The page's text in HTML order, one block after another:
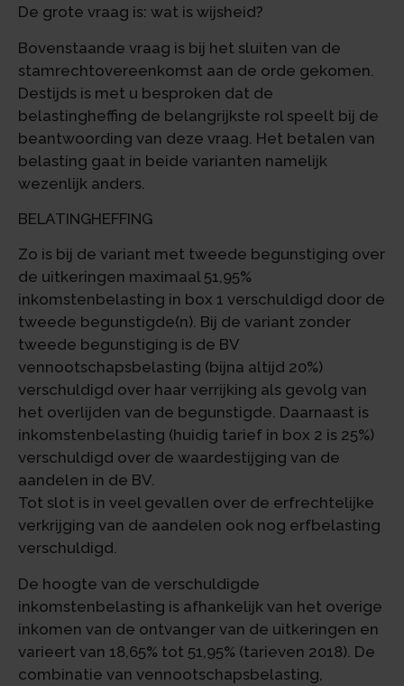
De grote vraag is: wat is wijsheid?
Bovenstaande vraag is bij het sluiten van de
stamrechtovereenkomst aan de orde gekomen.
Destijds is met u besproken dat de
belastingheffing de belangrijkste rol speelt bij de
beantwoording van deze vraag. Het betalen van
belasting gaat in beide varianten namelijk
wezenlijk anders.
BELATINGHEFFING
Zo is bij de variant met tweede begunstiging over
de uitkeringen maximaal 51,95%
inkomstenbelasting in box 1 verschuldigd door de
tweede begunstigde(n). Bij de variant zonder
tweede begunstiging is de BV
vennootschapsbelasting (bijna altijd 20%)
verschuldigd over haar verrijking als gevolg van
het overlijden van de begunstigde. Daarnaast is
inkomstenbelasting (huidig tarief in box 2 is 25%)
verschuldigd over de waardestijging van de
aandelen in de BV.
Tot slot is in veel gevallen over de erfrechtelijke
verkrijging van de aandelen ook nog erfbelasting
verschuldigd.
De hoogte van de verschuldigde
inkomstenbelasting is afhankelijk van het overige
inkomen van de ontvanger van de uitkeringen en
varieert van 18,65% tot 51,95% (tarieven 2018). De
combinatie van vennootschapsbelasting,